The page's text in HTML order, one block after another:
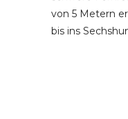
von 5 Metern
bis ins